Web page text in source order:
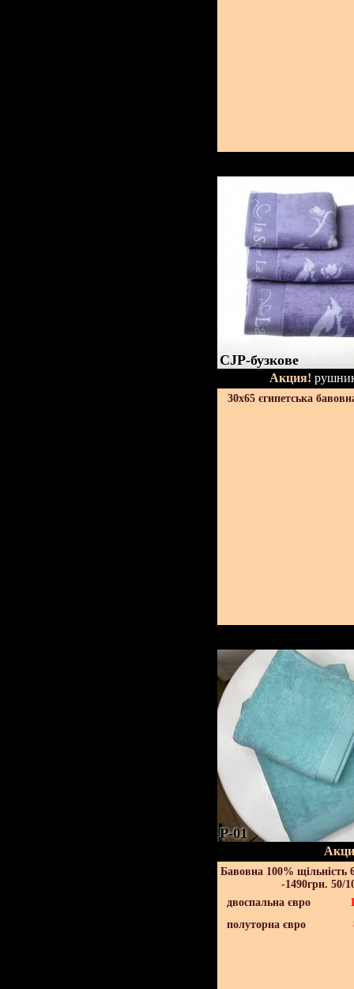
CJP-бузкове
Акция!
30х65 єгипетська
P-01
Бавовна 100% щільність
-1490грн. 50/
двоспальна євро
полуторна євро